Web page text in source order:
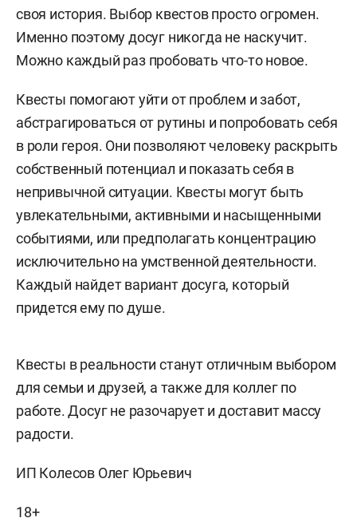
своя история. Выбор квестов просто огромен.
Именно поэтому досуг никогда не наскучит.
Можно каждый раз пробовать что-то новое.
Квесты помогают уйти от проблем и забот,
абстрагироваться от рутины и попробовать себя
в роли героя. Они позволяют человеку раскрыть
собственный потенциал и показать себя в
непривычной ситуации. Квесты могут быть
увлекательными, активными и насыщенными
событиями, или предполагать концентрацию
исключительно на умственной деятельности.
Каждый найдет вариант досуга, который
придется ему по душе.
Квесты в реальности станут отличным выбором
для семьи и друзей, а также для коллег по
работе. Досуг не разочарует и доставит массу
радости.
ИП Колесов Олег Юрьевич
18+